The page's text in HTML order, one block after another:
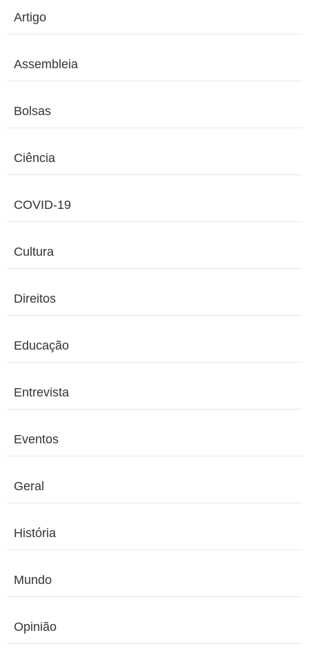
Artigo
Assembleia
Bolsas
Ciência
COVID-19
Cultura
Direitos
Educação
Entrevista
Eventos
Geral
História
Mundo
Opinião